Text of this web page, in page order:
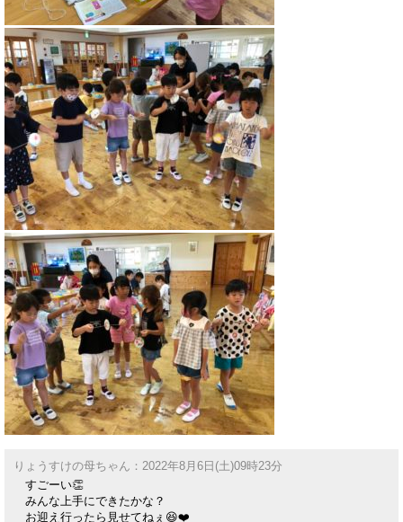
りょうすけの母ちゃん：2022年8月6日(土)09時23分
すごーい👏
みんな上手にできたかな？
お迎え行ったら見せてねぇ😆❤️